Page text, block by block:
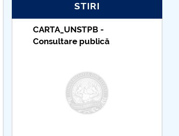
STIRI
Taxe de școlarizare
indexate – Centrul